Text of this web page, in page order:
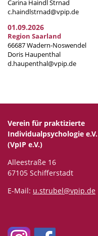
Carina Haindl Strnad
c.haindlstrnad@vpip.de
01.09.2026
Region Saarland
66687 Wadern-Noswendel
Doris Haupenthal
d.haupenthal@vpip.de
Verein für praktizierte
Individualpsychologie e.V.
(VpIP e.V.)
Alleestraße 16
67105 Schifferstadt
E-Mail: u.strubel@vpip.de